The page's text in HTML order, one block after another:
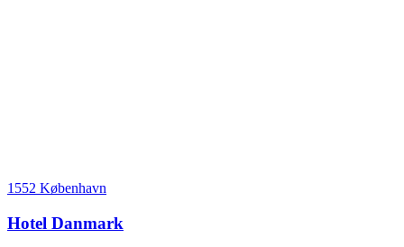
1552 København
Hotel Danmark